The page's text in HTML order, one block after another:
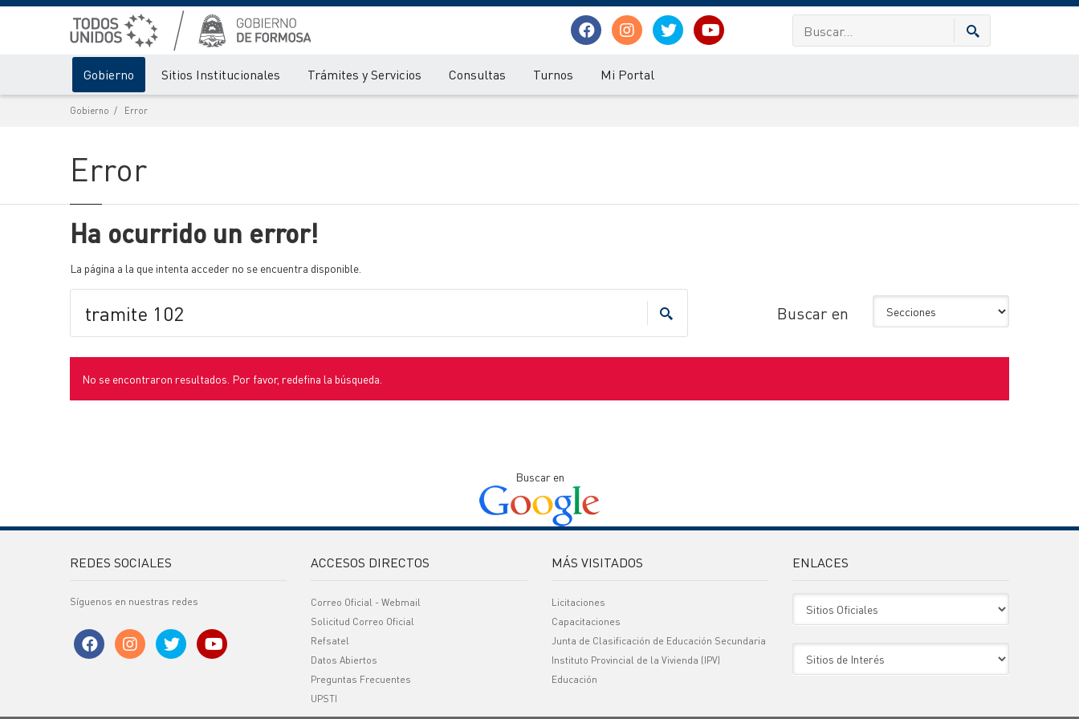
Gobierno Sitios Institucionales Trámites y Servicios Consultas Turnos Mi Portal
Gobierno Error
Error
Ha ocurrido un error!
La página a la que intenta acceder no se encuentra disponible.
Buscar en
No se encontraron resultados. Por favor, redefina la búsqueda.
Buscar en
REDES SOCIALES
Síguenos en nuestras redes
ACCESOS DIRECTOS
Correo Oficial - Webmail
Solicitud Correo Oficial
Refsatel
Datos Abiertos
Preguntas Frecuentes
UPSTI
MÁS VISITADOS
Licitaciones
Capacitaciones
Junta de Clasificación de Educación Secundaria
Instituto Provincial de la Vivienda (IPV)
Educación
ENLACES